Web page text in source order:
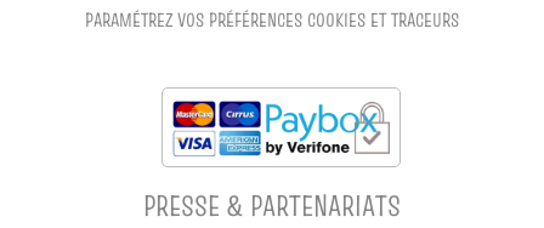
PARAMÉTREZ VOS PRÉFÉRENCES COOKIES ET TRACEURS
PRESSE & PARTENARIATS